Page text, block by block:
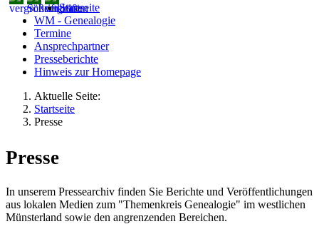
Startseite
WM - Genealogie
Termine
Ansprechpartner
Presseberichte
Hinweis zur Homepage
Aktuelle Seite:
Startseite
Presse
Presse
In unserem Pressearchiv finden Sie Berichte und Veröffentlichungen
aus lokalen Medien zum "Themenkreis Genealogie" im westlichen
Münsterland sowie den angrenzenden Bereichen.